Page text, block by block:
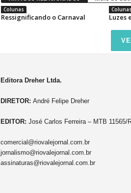
Colunas
Ressignificando o Carnaval Luzes
Editora Dreher Ltda.
DIRETOR: André Felipe Dreher
EDITOR: José Carlos Ferreira – MTB 11565/
comercial@riovalejornal.com.br
jornalismo@riovalejornal.com.br
assinaturas@riovalejornal.com.br